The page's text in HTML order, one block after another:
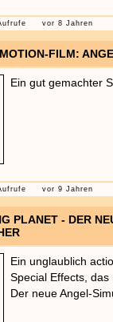
vor 8 Jahren
FILM:
Ein gut gemachter
vor 9 Jahren
PLANET - DER
Ein unglaublich
Special Effects,
Der neue Angel-